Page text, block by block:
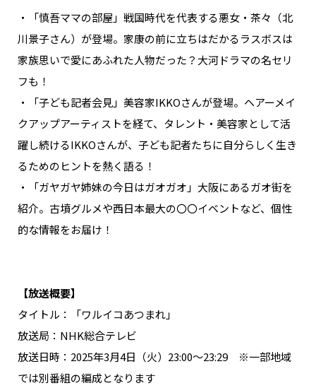
・「慎吾ママの部屋」戦国時代を代表する悪女・茶々（北
川景子さん）が登場。家康の前に立ちはだかるラスボスは
家族思いで愛にあふれた人物だった？大河ドラマの名セリ
フも！
・「子ども記者会見」美容家IKKOさんが登場。ヘアーメイ
クアップアーティストを経て、タレント・美容家として活
躍し続けるIKKOさんが、子ども記者たちに自分らしく生き
るためのヒントを熱く語る！
・「ガヤガヤ姉妹の今日はガオガオ」大阪にあるガオ街を
紹介。古墳グルメや西日本最大の〇〇イベントなど、個性
的な情報をお届け！
【放送概要】
タイトル：「ワルイコあつまれ」
放送局：NHK総合テレビ
放送日時：2025年3月4日（火）23:00～23:29 ※一部地域
では別番組の編成となります